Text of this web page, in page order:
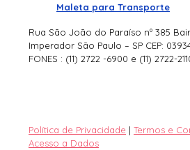
Maleta para Transporte
Rua São João do Paraíso nº 385
Imperador São Paulo – SP CEP:
FONES : (11) 2722 -6900 e (11) 2722-
Política de Privacidade | Termos e
Acesso a Dados